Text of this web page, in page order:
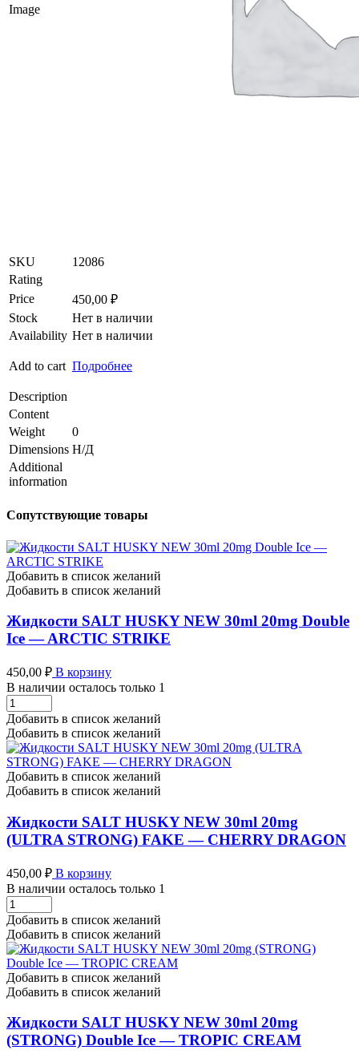
Image
SKU
12086
Rating
Price
450,00 ₽
Stock
Нет в наличии
Availability Нет в наличии
Add to cart Подробнее
Description
Content
Weight
0
Dimensions Н/Д
Additional
information
Сопутствующие товары
Добавить в список желаний
Добавить в список желаний
Жидкости SALT HUSKY NEW 30ml 20mg Double
Ice — ARCTIC STRIKE
450,00 ₽ В корзину
В наличии осталось только 1
Жидкости
SALT
HUSKY
NEW
30ml
20mg
Double
Ice
-
ARCTIC
STRIKE
Добавить в список желаний
Добавить в список желаний
Добавить в список желаний
Добавить в список желаний
Жидкости SALT HUSKY NEW 30ml 20mg
(ULTRA STRONG) FAKE — CHERRY DRAGON
450,00 ₽ В корзину
В наличии осталось только 1
Жидкости
SALT
HUSKY
NEW
30ml
20mg
(ULTRA
STRONG)
FAKE
-
CHERRY
Добавить в список желаний
Добавить в список желаний
Добавить в список желаний
Добавить в список желаний
Жидкости SALT HUSKY NEW 30ml 20mg
(STRONG) Double Ice — TROPIC CREAM